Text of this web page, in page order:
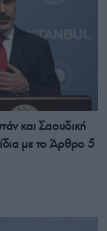
και Σαουδική
με το Άρθρο 5